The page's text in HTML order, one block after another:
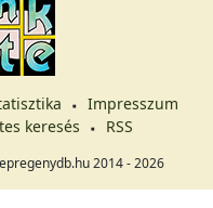
Impresszum
keresés RSS
2014 - 2026